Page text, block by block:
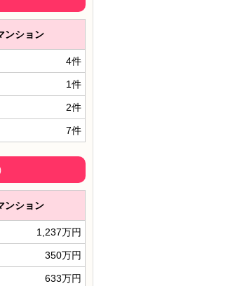
ンション
4件
1件
2件
7件
ンション
1,237万円
350万円
633万円